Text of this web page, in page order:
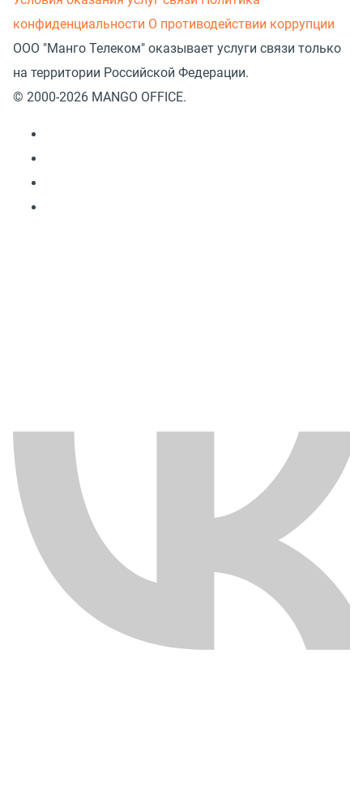
конфиденциальности О противодействии коррупции
ООО "Манго Телеком" оказывает услуги связи только
на территории Российской Федерации.
© 2000-2026 MANGO OFFICE.